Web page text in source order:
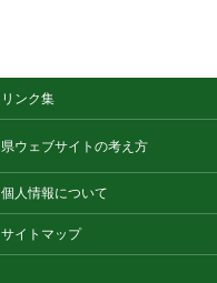
リンク集
県ウェブサイトの考え方
個人情報について
サイトマップ